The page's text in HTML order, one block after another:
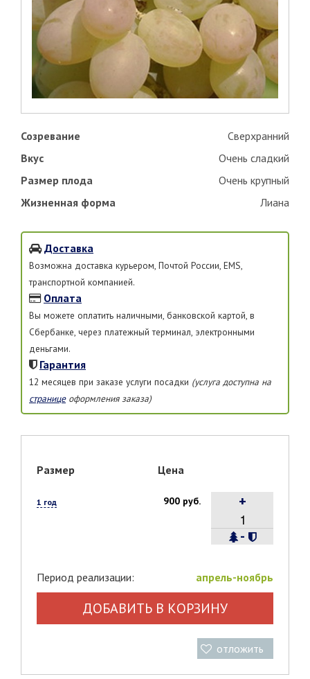
Созревание
Сверхранний
Вкус
Очень сладкий
Размер плода
Очень крупный
Жизненная форма
Лиана
Доставка
Возможна доставка курьером, Почтой России, EMS,
транспортной компанией.
Оплата
Вы можете оплатить наличными, банковской картой, в
Сбербанке, через платежный терминал, электронными
деньгами.
Гарантия
12 месяцев при заказе услуги посадки (услуга доступна на
страницеоформления заказа)
Размер Цена
1 год 900 руб.
-
+
Период реализации: апрель-ноябрь
ДОБАВИТЬ В КОРЗИНУ
отложить